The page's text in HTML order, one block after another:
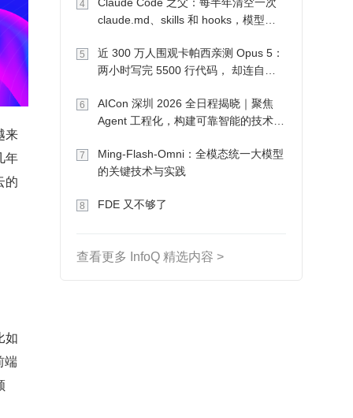
来
年
的
如
端
4
claude.md、skills 和 hooks，模型自
5
近 300 万人围观卡帕西亲测 Opus 5：
两小时写完 5500 行代码， 却连自己
6
AICon 深圳 2026 全日程揭晓｜聚焦
Agent 工程化，构建可靠智能的技术路
7
Ming-Flash-Omni：全模态统一大模型
的关键技术与实践
8 FDE 又不够了
查看更多 InfoQ 精选内容 >